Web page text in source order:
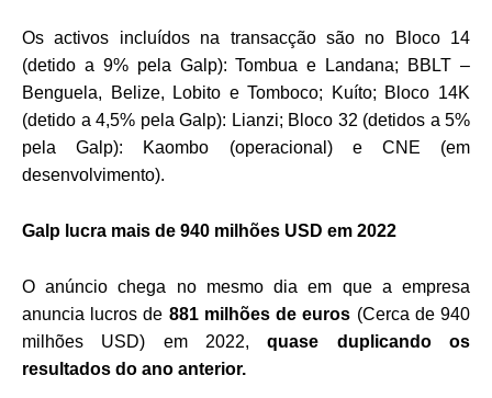
Os activos incluídos na transacção são no Bloco 14
(detido a 9% pela Galp): Tombua e Landana; BBLT –
Benguela, Belize, Lobito e Tomboco; Kuíto; Bloco 14K
(detido a 4,5% pela Galp): Lianzi; Bloco 32 (detidos a 5%
pela Galp): Kaombo (operacional) e CNE (em
desenvolvimento).
Galp lucra mais de 940 milhões USD em 2022
O anúncio chega no mesmo dia em que a empresa
anuncia lucros de 881 milhões de euros (Cerca de 940
milhões USD) em 2022,quase duplicando os
resultados do ano anterior.